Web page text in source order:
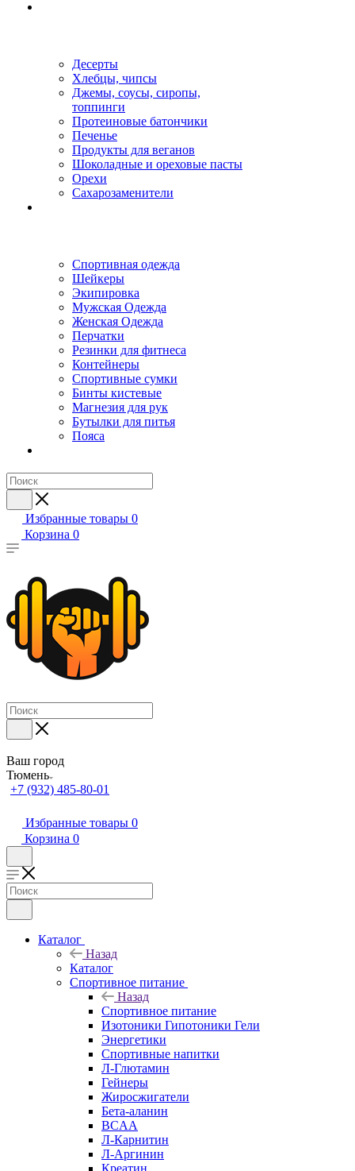
Десерты
Хлебцы, чипсы
Джемы, соусы, сиропы,
топпинги
Протеиновые батончики
Печенье
Продукты для веганов
Шоколадные и ореховые пасты
Орехи
Сахарозаменители
Спортивная одежда
Шейкеры
Экипировка
Мужская Одежда
Женская Одежда
Перчатки
Резинки для фитнеса
Контейнеры
Спортивные сумки
Бинты кистевые
Магнезия для рук
Бутылки для питья
Пояса
Избранные товары 0
Корзина 0
Ваш город
Тюмень
+7 (932) 485-80-01
Избранные товары 0
Корзина 0
Каталог
Назад
Каталог
Спортивное питание
Назад
Спортивное питание
Изотоники Гипотоники Гели
Энергетики
Спортивные напитки
Л-Глютамин
Гейнеры
Жиросжигатели
Бета-аланин
BCAA
Л-Карнитин
Л-Аргинин
Креатин